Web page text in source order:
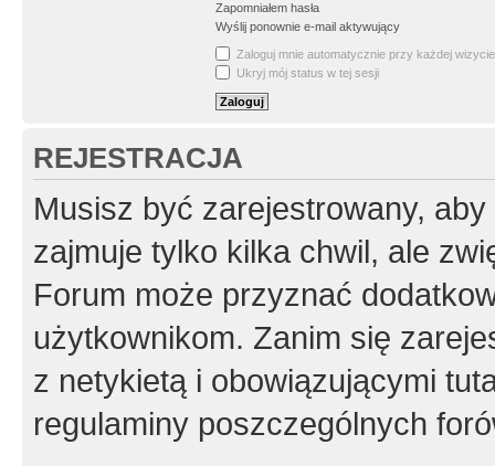
Zapomniałem hasła
Wyślij ponownie e-mail aktywujący
Zaloguj mnie automatycznie przy każdej wizycie
Ukryj mój status w tej sesji
REJESTRACJA
Musisz być zarejestrowany,
zajmuje tylko kilka chwil, ale
Forum może przyznać
użytkownikom. Zanim się
z netykietą i obowiązującymi
regulaminy poszczególnych